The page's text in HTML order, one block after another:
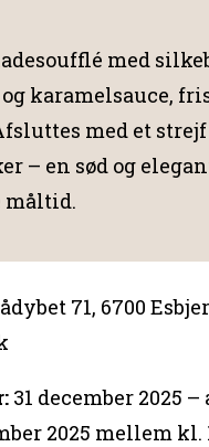
med
karamelsauce,
med et
– en sød og
måltid.
71, 6700
31 december 2025
2025 mellem kl.